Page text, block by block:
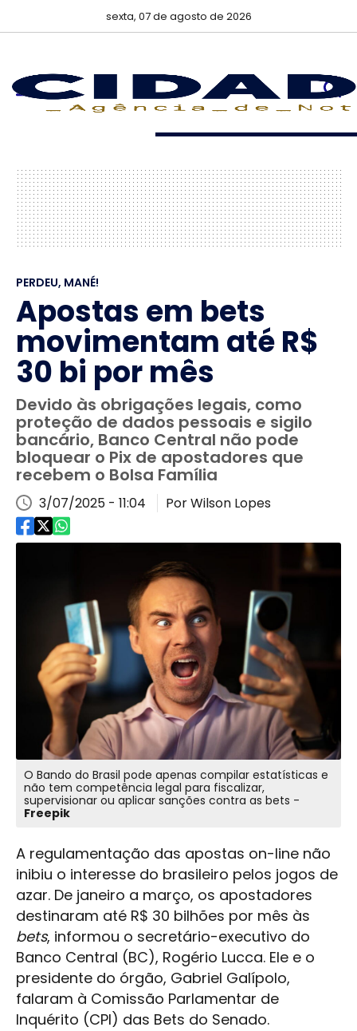
sexta, 07 de agosto de 2026
PERDEU, MANÉ!
Apostas em bets
movimentam até R$
30 bi por mês
Devido às obrigações legais, como
proteção de dados pessoais e sigilo
bancário, Banco Central não pode
bloquear o Pix de apostadores que
recebem o Bolsa Família
3/07/2025 - 11:04 Por Wilson Lopes
O Bando do Brasil pode apenas compilar estatísticas e
não tem competência legal para fiscalizar,
supervisionar ou aplicar sanções contra as bets -
Freepik
A regulamentação das apostas on-line não
inibiu o interesse do brasileiro pelos jogos de
azar. De janeiro a março, os apostadores
destinaram até R$ 30 bilhões por mês às
bets, informou o secretário-executivo do
Banco Central (BC), Rogério Lucca. Ele e o
presidente do órgão, Gabriel Galípolo,
falaram à Comissão Parlamentar de
Inquérito (CPI) das Bets do Senado.